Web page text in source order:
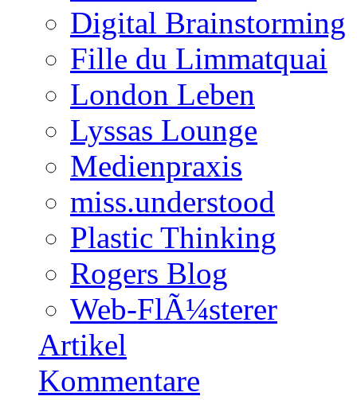
Digital Brainstorming
Fille du Limmatquai
London Leben
Lyssas Lounge
Medienpraxis
miss.understood
Plastic Thinking
Rogers Blog
Web-FlÃ¼sterer
Artikel
Kommentare